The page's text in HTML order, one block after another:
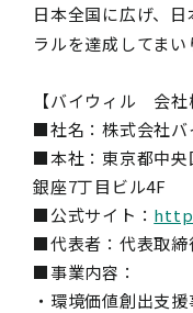
日本全国に広げ、
ラルを達成してまい
【バイウィル 会社
■社名：株式会社バ
■本社：東京都中央
銀座7丁目ビル4F
■公式サイト：
■代表者：代表取
■事業内容：
・環境価値創出支